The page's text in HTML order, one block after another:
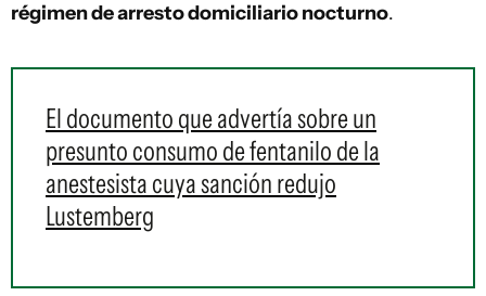
régimen de arresto domiciliario nocturno.
El documento que advertía sobre un
presunto consumo de fentanilo de la
anestesista cuya sanción redujo
Lustemberg